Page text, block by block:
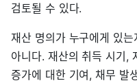
검토될 수 있다.
재산 명의가 누구에게 있
아니다. 재산의 취득 시기,
증가에 대한 기여, 채무 발